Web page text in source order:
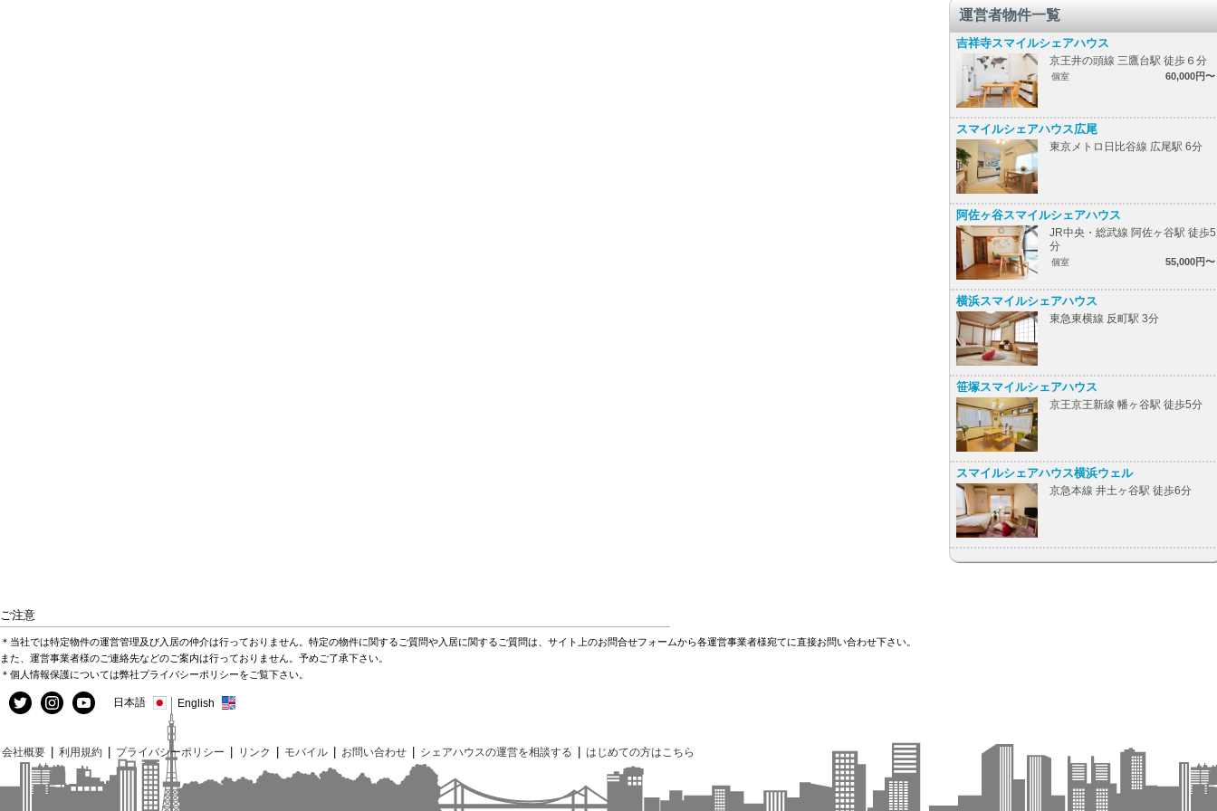
運営者物件一覧
吉祥寺スマイルシェアハウス
京王井の頭線 三鷹台駅 徒歩６分
個室 60,000円〜
スマイルシェアハウス広尾
東京メトロ日比谷線 広尾駅 6分
阿佐ヶ谷スマイルシェアハウス
JR中央・総武線 阿佐ヶ谷駅 徒歩5
分
個室 55,000円〜
横浜スマイルシェアハウス
東急東横線 反町駅 3分
笹塚スマイルシェアハウス
京王京王新線 幡ヶ谷駅 徒歩5分
スマイルシェアハウス横浜ウェル
京急本線 井土ヶ谷駅 徒歩6分
ご注意
＊当社では特定物件の運営管理及び入居の仲介は行っておりません。特定の物件に関するご質問や入居に関するご質問は、サイト上のお問合せフォームから各運営事業者様宛てに直接お問い合わせ下さい。
また、運営事業者様のご連絡先などのご案内は行っておりません。予めご了承下さい。
＊個人情報保護については弊社プライバシーポリシーをご覧下さい。
日本語 English
会社概要 利用規約 プライバシーポリシー リンク モバイル お問い合わせ シェアハウスの運営を相談する はじめての方はこちら